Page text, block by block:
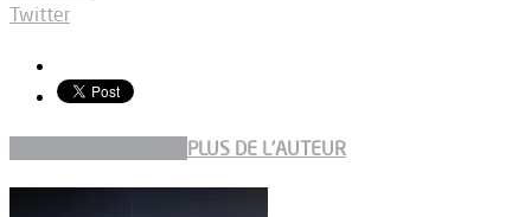
Twitter
PLUS DE L'AUTEUR